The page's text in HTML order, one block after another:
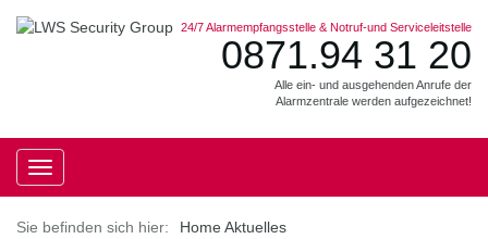
24/7 Alarmempfangsstelle & Notruf-und Serviceleitstelle
0871.94 31 20
Alle ein- und ausgehenden Anrufe der
Alarmzentrale werden aufgezeichnet!
Toggle
navigation
HomeAktuelles